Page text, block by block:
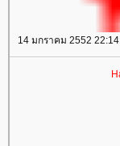
14 มกราคม 2552